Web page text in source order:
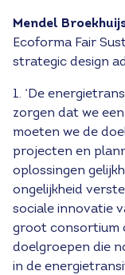
Mendel
Ecoforma Fair
strategic design
1. ‘De
zorgen dat we
moeten we de
projecten en
oplossingen
ongelijkheid
sociale innovatie
groot consortium
doelgroepen die
in de